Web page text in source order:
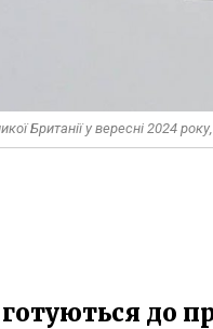
Британії у вересні 2024
готуються до